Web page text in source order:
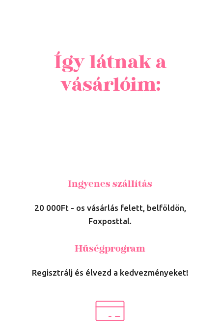
Így látnak a
vásárlóim:
Ingyenes szállítás
20 000Ft - os vásárlás felett, belföldön,
Foxposttal.
Hűségprogram
Regisztrálj és élvezd a kedvezményeket!